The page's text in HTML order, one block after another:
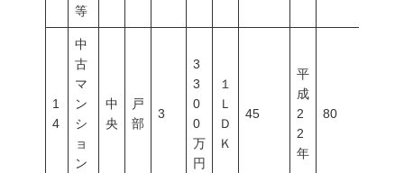
等
1
4
中
古
マ
ン
シ
ョ
ン
中
央
戸
部
3
3
3
0
0
万
円
１
Ｌ
Ｄ
Ｋ
45
平
成
2
2
年
80